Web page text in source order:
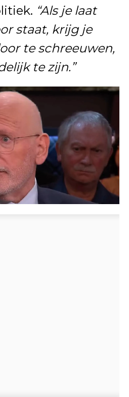
“Als je laat
staat, krijg je
te schreeuwen,
te zijn.”